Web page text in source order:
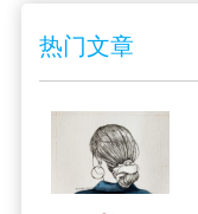
热门文章